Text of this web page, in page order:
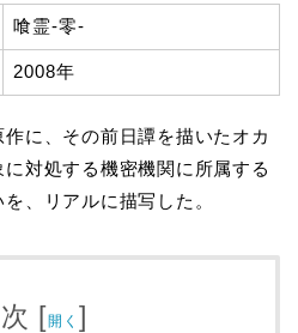
喰霊-零-
2008年
に、その前日譚を描いたオカ
対処する機密機関に所属する
、リアルに描写した。
[開く ]